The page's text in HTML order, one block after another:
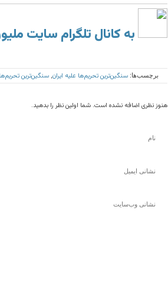
به کانال تلگرام سایت
برچسب‌ها: سنگین‌ترین تحریم‌ها علیه ایران سنگین‌ترین
هنوز نظری اضافه نشده است. شما اولین نظر را بدهید.